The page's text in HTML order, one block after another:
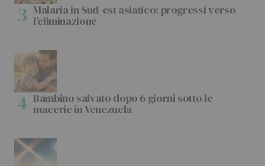
Malaria in Sud-est asiatico: progressi verso
l’eliminazione
Bambino salvato dopo 6 giorni sotto le
macerie in Venezuela